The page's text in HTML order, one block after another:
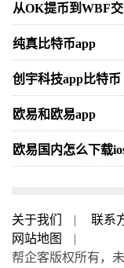
从OK提币到WBF
纯真比特币app
创宇科技app比特币
欧易和欧易app
欧易国内怎么下载
关于我们 | 联系
网站地图
|
帮企客版权所有，